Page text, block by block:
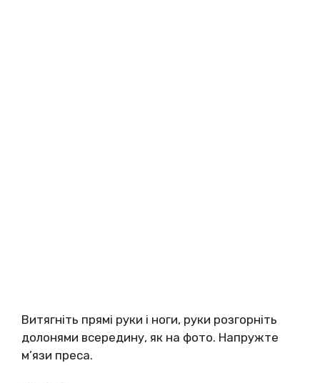
Витягніть прямі руки і ноги, руки розгорніть
долонями всередину, як на фото. Напружте
м’язи преса.